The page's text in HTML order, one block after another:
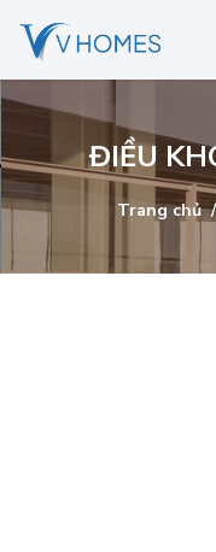
ĐIỀU
Trang chủ